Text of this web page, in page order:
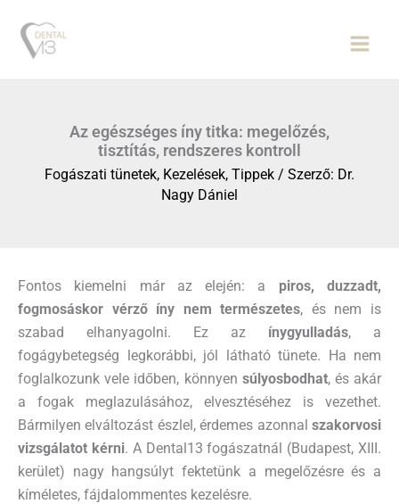
content
Az egészséges íny titka: megelőzés,
tisztítás, rendszeres kontroll
Fogászati tünetek, Kezelések, Tippek / Szerző: Dr.
Nagy Dániel
Fontos kiemelni már az elején: a piros, duzzadt,
fogmosáskor vérző íny nem természetes, és nem is
szabad elhanyagolni. Ez az ínygyulladás, a
fogágybetegség legkorábbi, jól látható tünete. Ha nem
foglalkozunk vele időben, könnyen súlyosbodhat, és akár
a fogak meglazulásához, elvesztéséhez is vezethet.
Bármilyen elváltozást észlel, érdemes azonnal szakorvosi
vizsgálatot kérni. A Dental13 fogászatnál (Budapest, XIII.
kerület) nagy hangsúlyt fektetünk a megelőzésre és a
kíméletes, fájdalommentes kezelésre.